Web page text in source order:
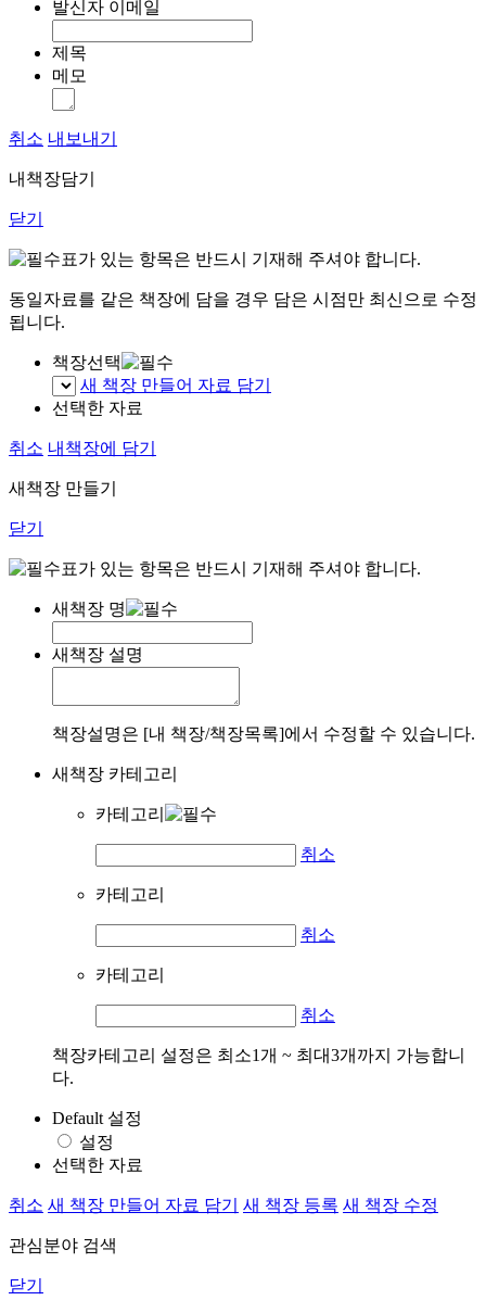
발신자 이메일
제목
메모
취소 내보내기
내책장담기
닫기
표가 있는 항목은 반드시 기재해 주셔야 합니다.
동일자료를 같은 책장에 담을 경우 담은 시점만 최신으로 수정
됩니다.
책장선택
새 책장 만들어 자료 담기
선택한 자료
취소 내책장에 담기
새책장 만들기
닫기
표가 있는 항목은 반드시 기재해 주셔야 합니다.
새책장 명
새책장 설명
책장설명은 [내 책장/책장목록]에서 수정할 수 있습니다.
새책장 카테고리
카테고리
취소
카테고리
취소
카테고리
취소
책장카테고리 설정은 최소1개 ~ 최대3개까지 가능합니
다.
Default 설정
설정
선택한 자료
취소 새 책장 만들어 자료 담기 새 책장 등록 새 책장 수정
관심분야 검색
닫기